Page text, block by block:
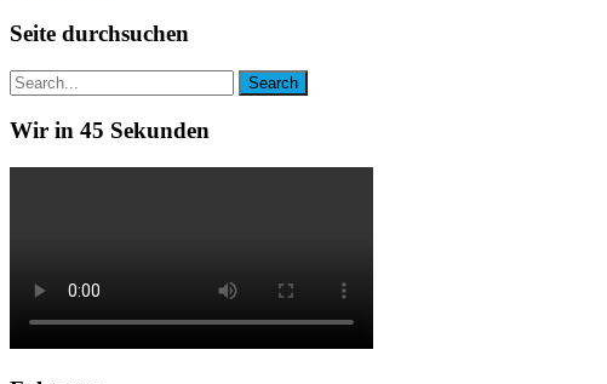
Seite durchsuchen
Wir in 45 Sekunden